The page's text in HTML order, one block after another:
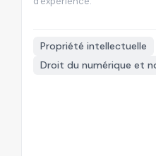
Propriété intellectuelle
Droit du numérique et